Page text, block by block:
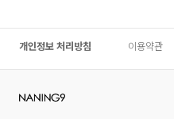
개인정보 처리방침 이용약관